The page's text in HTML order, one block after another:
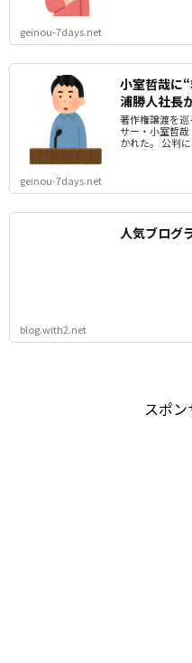
geinou-7days.net
小室哲哉に
浦勝人社長
著作権譲渡を
サー・小室哲
かれた。 公判
geinou-7days.net
人気ブログ
blog.with2.net
スポン